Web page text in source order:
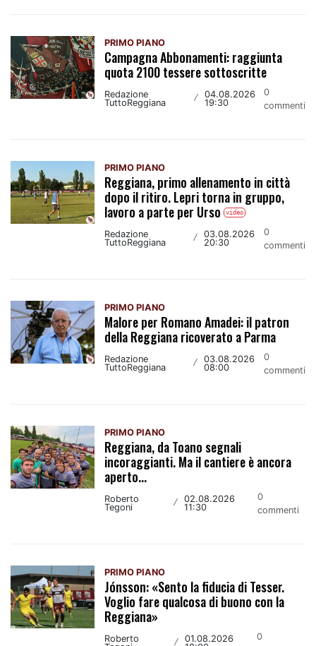
PRIMO PIANO
Campagna Abbonamenti: raggiunta
quota 2100 tessere sottoscritte
Redazione
TuttoReggiana
/ 04.08.2026
19:30
0
commenti
PRIMO PIANO
Reggiana, primo allenamento in città
dopo il ritiro. Lepri torna in gruppo,
lavoro a parte per Urso video
Redazione
TuttoReggiana
/ 03.08.2026
20:30
0
commenti
PRIMO PIANO
Malore per Romano Amadei: il patron
della Reggiana ricoverato a Parma
Redazione
TuttoReggiana
/ 03.08.2026
08:00
0
commenti
PRIMO PIANO
Reggiana, da Toano segnali
incoraggianti. Ma il cantiere è ancora
aperto...
Roberto
Tegoni
/
02.08.2026
11:30
0
commenti
PRIMO PIANO
Jónsson: «Sento la fiducia di Tesser.
Voglio fare qualcosa di buono con la
Reggiana»
Roberto
/ 01.08.2026
0